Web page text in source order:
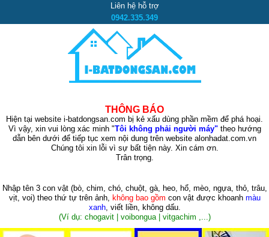
Liên hệ hỗ trợ
0942.335.349
THÔNG BÁO
Hiện tại website i-batdongsan.com bị kẻ xấu dùng phần mềm để phá hoại.
Vì vậy, xin vui lòng xác minh "Tôi không phải người máy"theo hướng
dẫn bên dưới để tiếp tục xem nội dung trên website alonhadat.com.vn
Chúng tôi xin lỗi vì sự bất tiện này. Xin cám ơn.
Trân trọng.
Nhập tên 3 con vật (bò, chim, chó, chuột, gà, heo, hổ, mèo, ngựa, thỏ, trâu,
vịt, voi)theo thứ tự trên ảnh, không bao gồm con vật được khoanh màu
xanh, viết liền, không dấu.
(Ví dụ: chogavit | voibongua | vitgachim ,...)